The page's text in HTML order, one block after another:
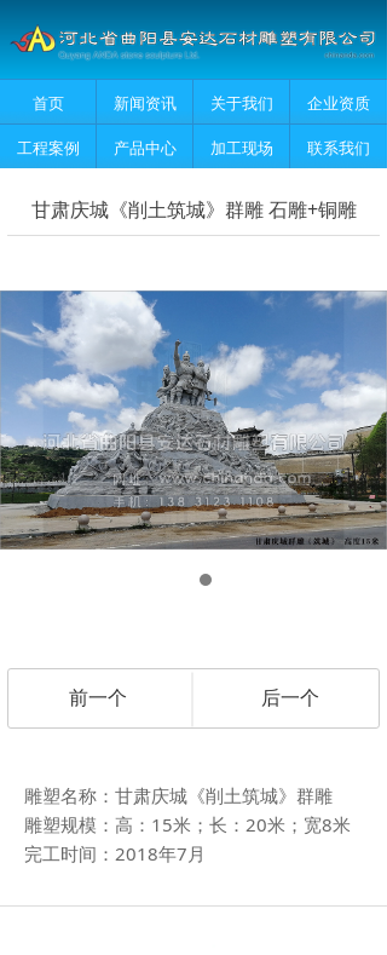
首页 新闻资讯 关于我们 企业资质
工程案例 产品中心 加工现场 联系我们
甘肃庆城《削土筑城》群雕 石雕+铜雕
前一个 后一个
雕塑名称：甘肃庆城《削土筑城》群雕
雕塑规模：高：15米；长：20米；宽8米
完工时间：2018年7月